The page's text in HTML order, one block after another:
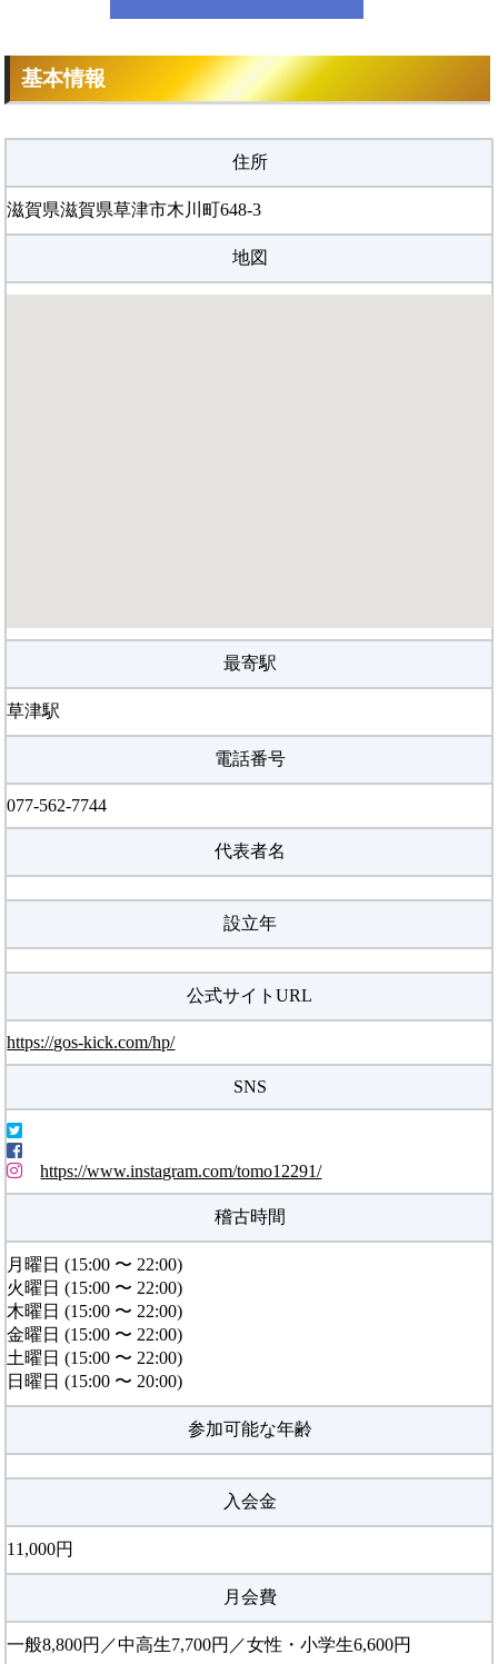
いただけるので楽しくトレーニングができました。 初心者の方
に向けた基礎のレッスンも優しく丁寧に指導してもらえるので
お勧めです。
大通りから一本中に入ったところにあるのでアクセスも良く駐
た。
施設と設備評価 ○普通
サンドバックも何個かあり、ウエイトトレーニングエリアもあ
るので設備的は充実していると感じました。
基本情報
住所
滋賀県滋賀県草津市木川町648-3
地図
最寄駅
草津駅
電話番号
077-562-7744
代表者名
設立年
公式サイトURL
https://gos-kick.com/hp/
SNS
https://www.instagram.com/tomo12291/
稽古時間
月曜日 (15:00 〜 22:00)
火曜日 (15:00 〜 22:00)
木曜日 (15:00 〜 22:00)
金曜日 (15:00 〜 22:00)
土曜日 (15:00 〜 22:00)
日曜日 (15:00 〜 20:00)
参加可能な年齢
入会金
11,000円
月会費
一般8,800円／中高生7,700円／女性・小学生6,600円